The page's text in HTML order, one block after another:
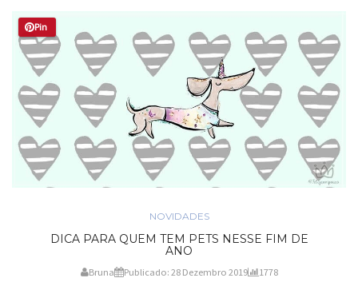
Pin
NOVIDADES
DICA PARA QUEM TEM PETS NESSE FIM DE
ANO
Bruna Publicado: 28 Dezembro 2019 1778